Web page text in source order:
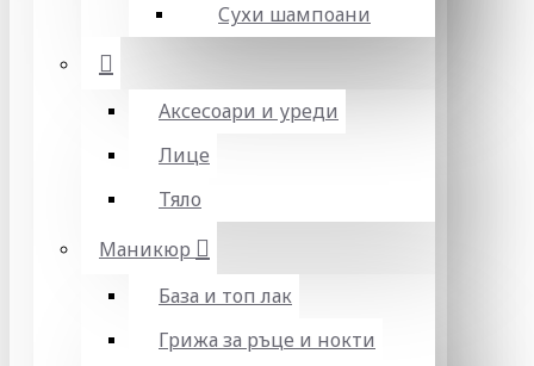
Сухи шампоани
Аксесоари и уреди
Лице
Тяло
Маникюр
База и топ лак
Грижа за ръце и нокти